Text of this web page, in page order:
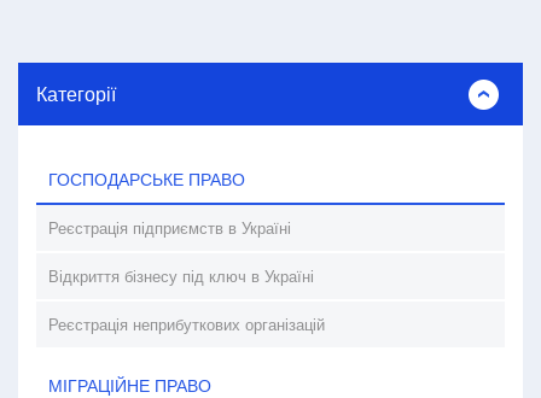
Категорії
ГОСПОДАРСЬКЕ ПРАВО
Реєстрація підприємств в Україні
Відкриття бізнесу під ключ в Україні
Реєстрація неприбуткових організацій
МІГРАЦІЙНЕ ПРАВО